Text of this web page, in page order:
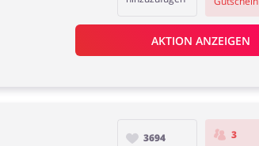
AKTION ANZEIGEN
3694
3